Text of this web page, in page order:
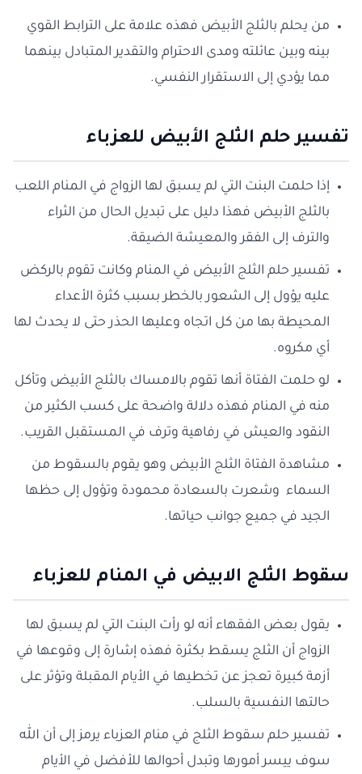
من يحلم بالثلج الأبيض فهذه علامة على الترابط القوي
بينه وبين عائلته ومدى الاحترام والتقدير المتبادل بينهما
مما يؤدي إلى الاستقرار النفسي.
تفسير حلم الثلج الأبيض للعزباء
إذا حلمت البنت التي لم يسبق لها الزواج في المنام اللعب
بالثلج الأبيض فهذا دليل على تبديل الحال من الثراء
والترف إلى الفقر والمعيشة الضيقة.
تفسير حلم الثلج الأبيض في المنام وكانت تقوم بالركض
عليه يؤول إلى الشعور بالخطر بسبب كثرة الأعداء
المحيطة بها من كل اتجاه وعليها الحذر حتى لا يحدث لها
أي مكروه.
لو حلمت الفتاة أنها تقوم بالامساك بالثلج الأبيض وتأكل
منه في المنام فهذه دلالة واضحة على كسب الكثير من
النقود والعيش في رفاهية وترف في المستقبل القريب.
مشاهدة الفتاة الثلج الأبيض وهو يقوم بالسقوط من
السماء وشعرت بالسعادة محمودة وتؤول إلى حظها
الجيد في جميع جوانب حياتها.
سقوط الثلج الابيض في المنام للعزباء
يقول بعض الفقهاء أنه لو رأت البنت التي لم يسبق لها
الزواج أن الثلج يسقط بكثرة فهذه إشارة إلى وقوعها في
أزمة كبيرة تعجز عن تخطيها في الأيام المقبلة وتؤثر على
حالتها النفسية بالسلب.
تفسير حلم سقوط الثلج في منام العزباء يرمز إلى أن الله
سوف ييسر أمورها وتبدل أحوالها للأفضل في الأيام